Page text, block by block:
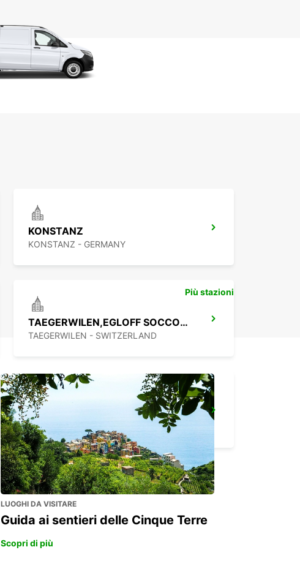
KONSTANZ
KONSTANZ - GERMANY
TAEGERWILEN,EGLOFF SOCCORSO STRADALE
TAEGERWILEN - SWITZERLAND
BACHENBUELACH, AMAG
BACHENBUELACH - SWITZERLAND
Più stazioni
LUOGHI DA VISITARE
Guida ai sentieri delle Cinque Terre
Scopri di più